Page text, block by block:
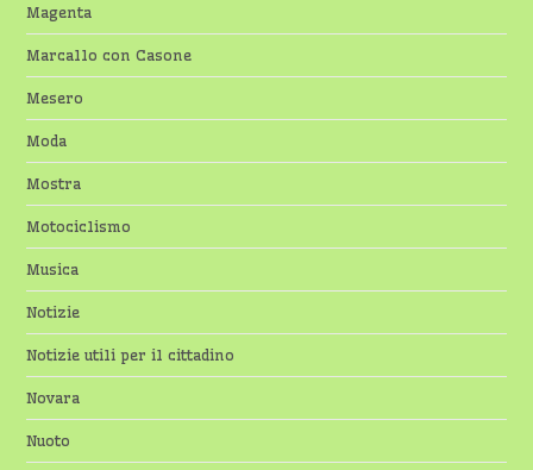
Magenta
Marcallo con Casone
Mesero
Moda
Mostra
Motociclismo
Musica
Notizie
Notizie utili per il cittadino
Novara
Nuoto